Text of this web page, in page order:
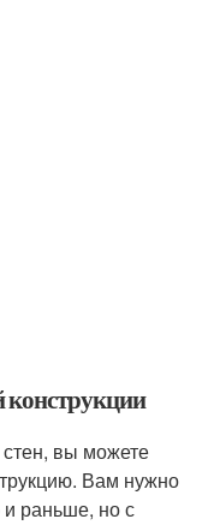
конструкции
вы можете
Вам нужно
и раньше, но с